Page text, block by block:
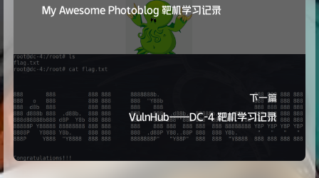
My Awesome Photoblog 靶机学习记录
下一篇
VulnHub——DC-4 靶机学习记录